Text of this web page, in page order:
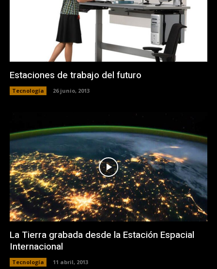
Estaciones de trabajo del futuro
Tecnología 26 junio, 2013
La Tierra grabada desde la Estación Espacial
Internacional
Tecnología 11 abril, 2013